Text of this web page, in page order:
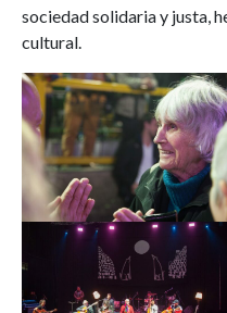
sociedad solidaria y justa,
cultural.